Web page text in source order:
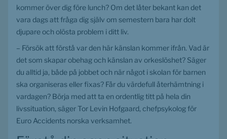
kommer över dig före lunch? Om det låter bekant kan det
vara dags att fråga dig själv om semestern bara har dolt
djupare och olösta problem i ditt liv.
– Försök att förstå var den här känslan kommer ifrån. Vad är
det som skapar obehag och känslan av orkeslöshet? Säger
du alltid ja, både på jobbet och när något i skolan för barnen
ska organiseras eller fixas? Får du värdefull återhämtning i
vardagen? Börja med att ta en ordentlig titt på hela din
livssituation, säger Tor Levin Hofgaard, chefpsykolog för
Euro Accidents norska verksamhet.